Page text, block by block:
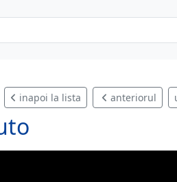
inapoi la lista anteriorul